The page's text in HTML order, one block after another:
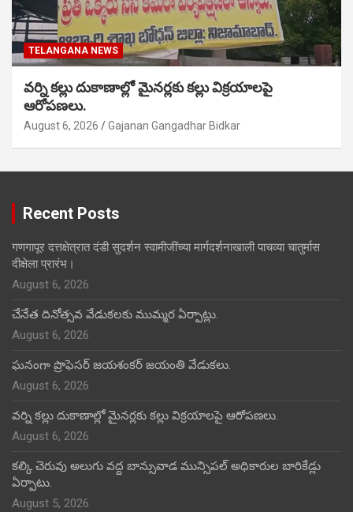
TELANGANA NEWS
వర్ని కల్లు దుకాణాల్లో మైనర్లకు కల్లు విక్రయాలపై
ఆరోపణలు.
August 6, 2026 Gajanan Gangadhar Bidkar
Recent Posts
गणगापूर दत्तक्षेत्रात दंडी सुदर्शन स्वामीजींच्या मार्गदर्शनाखाली पाचव्या चातुर्मास
दीक्षेला प्रारंभ।
August 6, 2026
చేనేత దినోత్సవ వేడుకలకు ముమ్మర ఏర్పాట్లు.
August 6, 2026
ఘనంగా ప్రొఫెసర్ జయశంకర్ జయంతి వేడుకలు.
August 6, 2026
వర్ని కల్లు దుకాణాల్లో మైనర్లకు కల్లు విక్రయాలపై ఆరోపణలు.
August 6, 2026
కల్కి చెరువు అలుగు వద్ద బాన్సువాడ మున్సిపల్ అధికారుల బారికేడ్లు
ఏర్పాటు.
August 5, 2026